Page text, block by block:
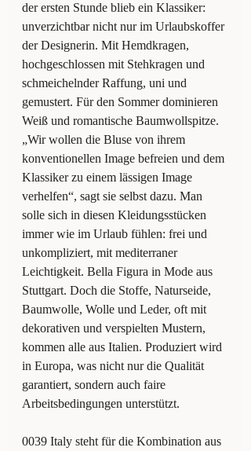
der ersten Stunde blieb ein Klassiker:
unverzichtbar nicht nur im Urlaubskoffer
der Designerin. Mit Hemdkragen,
hochgeschlossen mit Stehkragen und
schmeichelnder Raffung, uni und
gemustert. Für den Sommer dominieren
Weiß und romantische Baumwollspitze.
„Wir wollen die Bluse von ihrem
konventionellen Image befreien und dem
Klassiker zu einem lässigen Image
verhelfen“, sagt sie selbst dazu. Man
solle sich in diesen Kleidungsstücken
immer wie im Urlaub fühlen: frei und
unkompliziert, mit mediterraner
Leichtigkeit. Bella Figura in Mode aus
Stuttgart. Doch die Stoffe, Naturseide,
Baumwolle, Wolle und Leder, oft mit
dekorativen und verspielten Mustern,
kommen alle aus Italien. Produziert wird
in Europa, was nicht nur die Qualität
garantiert, sondern auch faire
Arbeitsbedingungen unterstützt.
0039 Italy steht für die Kombination aus